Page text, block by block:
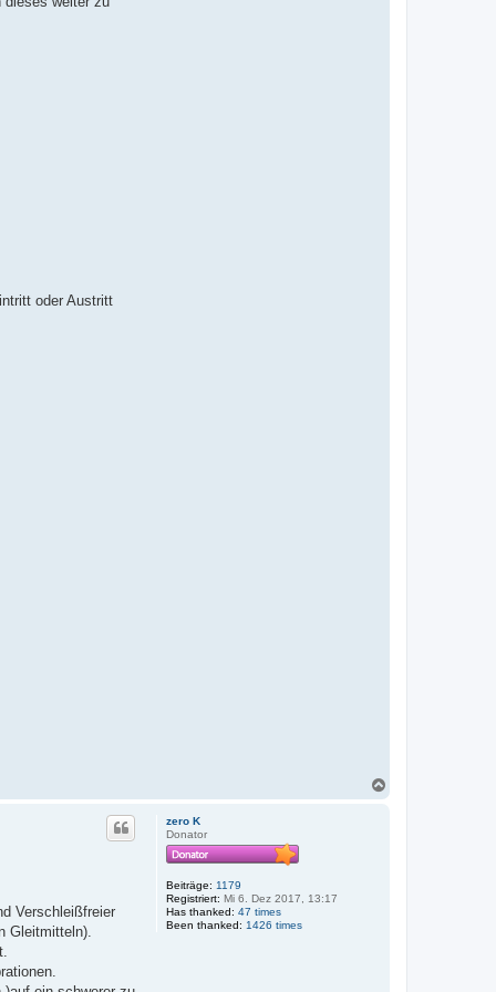
oder Austritt
zero K
Donator
Beiträge: 1179
Registriert: Mi 6. Dez 2017, 13:17
Has thanked: 47 times
Been thanked: 1426 times
Verschleißfreier
Gleitmitteln).